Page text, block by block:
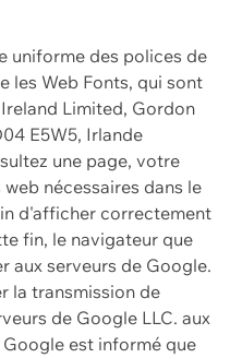
uniforme des polices de
les Web Fonts, qui sont
Limited, Gordon
E5W5, Irlande
une page, votre
nécessaires dans le
d'afficher correctement
fin, le navigateur que
aux serveurs de Google.
la transmission de
de Google LLC. aux
est informé que